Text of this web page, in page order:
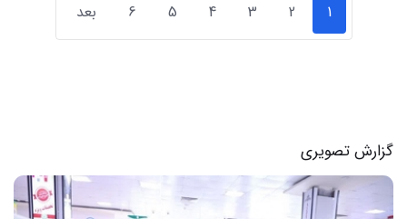
1
2
3
4
5
6 بعد
گزارش تصویری